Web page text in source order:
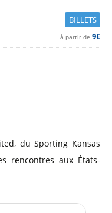
BILLETS
à partir de 9€
du Sporting Kansas
rencontres aux États-